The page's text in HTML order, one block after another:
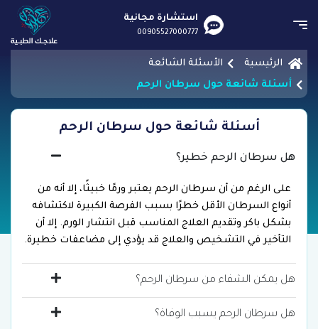
استشارة مجانية
00905527000777
الرئيسية
الأسئلة الشائعة
أسئلة شائعة حول سرطان الرحم
أسئلة شائعة حول سرطان الرحم
هل سرطان الرحم خطير؟
على الرغم من أن سرطان الرحم يعتبر ورمًا خبيثًا، إلا أنه من
أنواع السرطان الأقل خطرًا بسبب الفرصة الكبيرة لاكتشافه
بشكل باكر وتقديم العلاج المناسب قبل انتشار الورم. إلا أن
التأخير في التشخيص والعلاج قد يؤدي إلى مضاعفات خطيرة.
هل يمكن الشفاء من سرطان الرحم؟
هل سرطان الرحم يسبب الوفاة؟